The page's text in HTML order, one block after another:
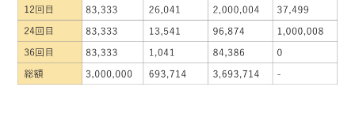
■申込・契約に係る個人情報の信用情報機関への提供・登録・
使用
当社は、個人情報の取り扱いに関して管理責任者を置き、個
人情報保護法その他関係法令の遵守を徹底いたします。